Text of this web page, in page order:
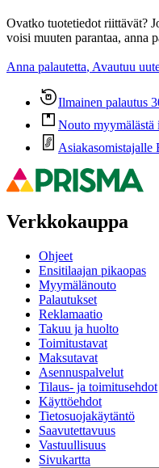
Ovatko tuotetiedot riittävät?
voisi muuten parantaa, anna
Anna palautetta, Avautuu
Ilmainen palautus
Nouto
Asiakasomistajalle
Verkkokauppa
Ohjeet
Ensitilaajan pikaopas
Myymälänouto
Palautukset
Reklamaatio
Takuu ja huolto
Toimitustavat
Maksutavat
Asennuspalvelut
Tilaus- ja toimitusehdot
Käyttöehdot
Tietosuojakäytäntö
Saavutettavuus
Vastuullisuus
Sivukartta